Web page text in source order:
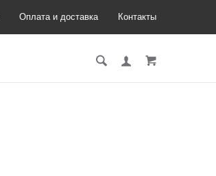
Оплата и доставка Контакты